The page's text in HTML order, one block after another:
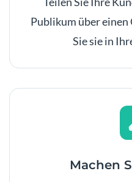
Publikum über
Sie sie in
Machen